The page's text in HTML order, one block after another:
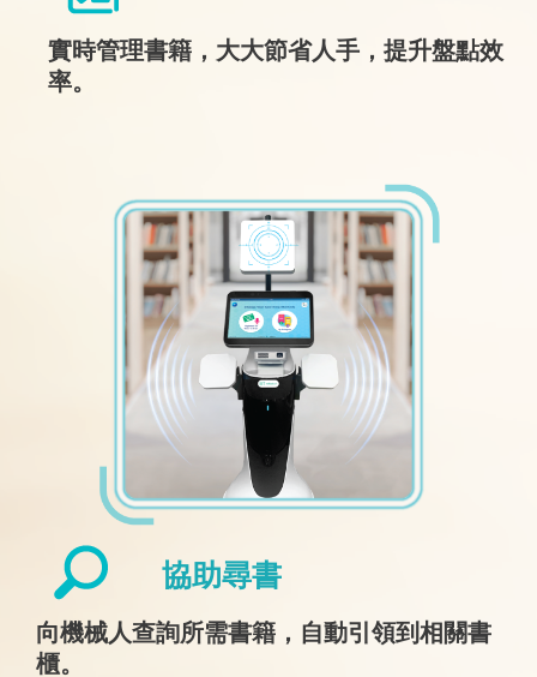
實時管理書籍，大大節省人手，提升盤點效
率。
協助尋書
向機械人查詢所需書籍，自動引領到相關書
櫃。